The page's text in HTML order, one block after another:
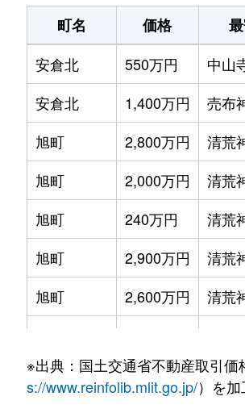
町名 価格
安倉北
550万円 中山
安倉北
1,400万円 売布
旭町
2,800万円 清荒
旭町
2,000万円 清荒
旭町
240万円 清荒
旭町
2,900万円 清荒
旭町
2,600万円 清荒
伊孑志
1,800万円 逆瀬
※出典：国土交通省不動産取引価
s://www.reinfolib.mlit.go.jp/）を